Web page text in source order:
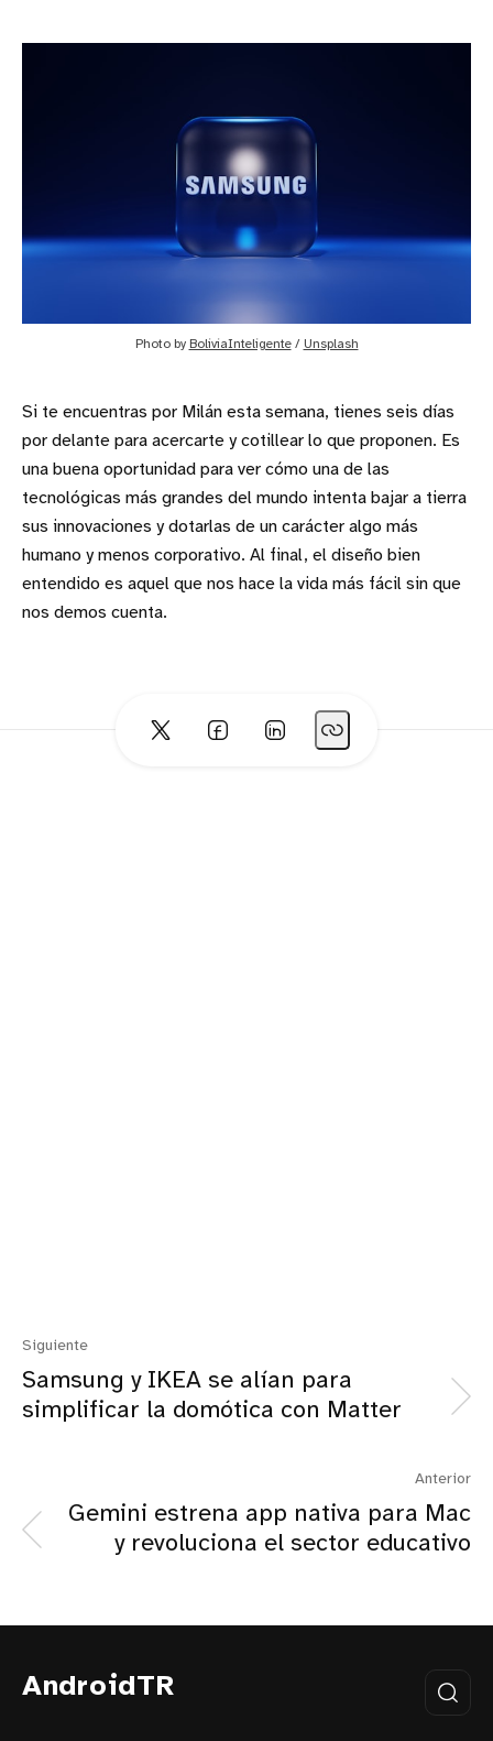
Photo by BoliviaInteligente / Unsplash
Si te encuentras por Milán esta semana, tienes seis días
por delante para acercarte y cotillear lo que proponen. Es
una buena oportunidad para ver cómo una de las
tecnológicas más grandes del mundo intenta bajar a tierra
sus innovaciones y dotarlas de un carácter algo más
humano y menos corporativo. Al final, el diseño bien
entendido es aquel que nos hace la vida más fácil sin que
nos demos cuenta.
Siguiente
Samsung y IKEA se alían para
simplificar la domótica con Matter
Anterior
Gemini estrena app nativa para Mac
y revoluciona el sector educativo
AndroidTR